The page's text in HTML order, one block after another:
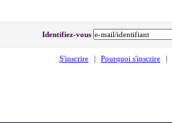
Identifiez-vous
S'inscrire | Pourquoi s'inscrire |